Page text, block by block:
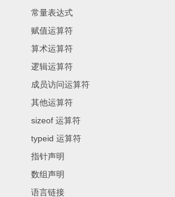
常量表达式
赋值运算符
算术运算符
逻辑运算符
成员访问运算符
其他运算符
sizeof 运算符
typeid 运算符
指针声明
数组声明
语言链接